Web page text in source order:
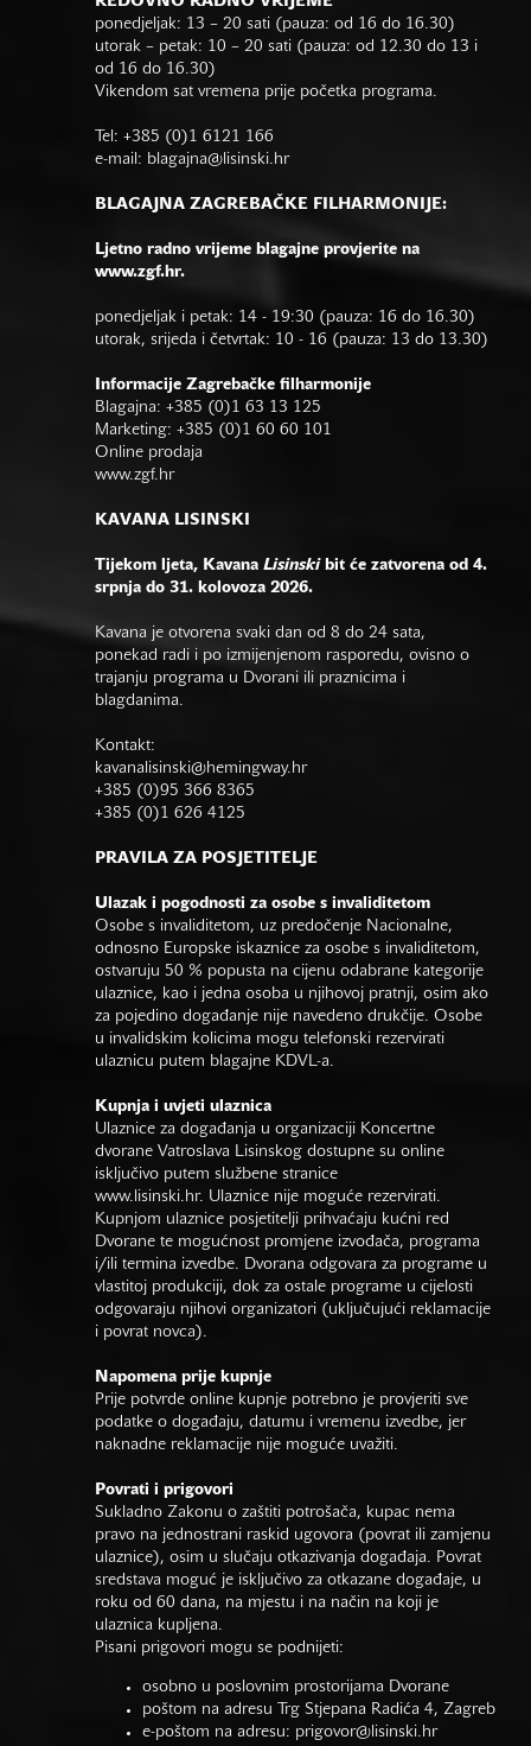
ponedjeljak: 13 – 20 sati (pauza: od 16 do 16.30)
utorak – petak: 10 – 20 sati (pauza: od 12.30 do 13 i
od 16 do 16.30)
Vikendom sat vremena prije početka programa.
Tel: +385 (0)1 6121 166
e-mail: blagajna@lisinski.hr
BLAGAJNA ZAGREBAČKE FILHARMONIJE:
Ljetno radno vrijeme blagajne provjerite na
www.zgf.hr.
ponedjeljak i petak: 14 - 19:30 (pauza: 16 do 16.30)
utorak, srijeda i četvrtak: 10 - 16 (pauza: 13 do 13.30)
Informacije Zagrebačke filharmonije
Blagajna: +385 (0)1 63 13 125
Marketing: +385 (0)1 60 60 101
Online prodaja
www.zgf.hr
KAVANA LISINSKI
Tijekom ljeta, Kavana Lisinskibit će zatvorena od 4.
srpnja do 31. kolovoza 2026.
Kavana je otvorena svaki dan od 8 do 24 sata,
ponekad radi i po izmijenjenom rasporedu, ovisno o
trajanju programa u Dvorani ili praznicima i
blagdanima.
Kontakt:
kavanalisinski@hemingway.hr
+385 (0)95 366 8365
+385 (0)1 626 4125
PRAVILA ZA POSJETITELJE
Ulazak i pogodnosti za osobe s invaliditetom
Osobe s invaliditetom, uz predočenje Nacionalne,
odnosno Europske iskaznice za osobe s invaliditetom,
ostvaruju 50 % popusta na cijenu odabrane kategorije
ulaznice, kao i jedna osoba u njihovoj pratnji, osim ako
za pojedino događanje nije navedeno drukčije. Osobe
u invalidskim kolicima mogu telefonski rezervirati
ulaznicu putem blagajne KDVL-a.
Kupnja i uvjeti ulaznica
Ulaznice za događanja u organizaciji Koncertne
dvorane Vatroslava Lisinskog dostupne su online
isključivo putem službene stranice
www.lisinski.hr. Ulaznice nije moguće rezervirati.
Kupnjom ulaznice posjetitelji prihvaćaju kućni red
Dvorane te mogućnost promjene izvođača, programa
i/ili termina izvedbe. Dvorana odgovara za programe u
vlastitoj produkciji, dok za ostale programe u cijelosti
odgovaraju njihovi organizatori (uključujući reklamacije
i povrat novca).
Napomena prije kupnje
Prije potvrde online kupnje potrebno je provjeriti sve
podatke o događaju, datumu i vremenu izvedbe, jer
naknadne reklamacije nije moguće uvažiti.
Povrati i prigovori
Sukladno Zakonu o zaštiti potrošača, kupac nema
pravo na jednostrani raskid ugovora (povrat ili zamjenu
ulaznice), osim u slučaju otkazivanja događaja. Povrat
sredstava moguć je isključivo za otkazane događaje, u
roku od 60 dana, na mjestu i na način na koji je
ulaznica kupljena.
Pisani prigovori mogu se podnijeti:
osobno u poslovnim prostorijama Dvorane
poštom na adresu Trg Stjepana Radića 4, Zagreb
e-poštom na adresu: prigovor@lisinski.hr